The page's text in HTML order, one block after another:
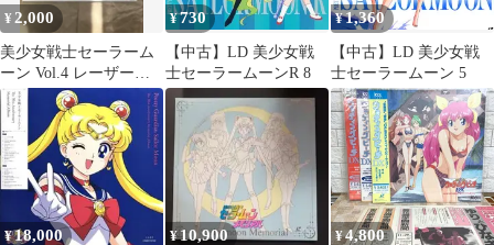
¥2,000
美少女戦士セーラーム
ーン Vol.4 レーザーデ
ィスク
¥730
【中古】LD 美少女戦
士セーラームーンR 8
¥1,360
【中古】LD 美少女戦
士セーラームーン 5
¥18,000 ¥10,900 ¥4,800